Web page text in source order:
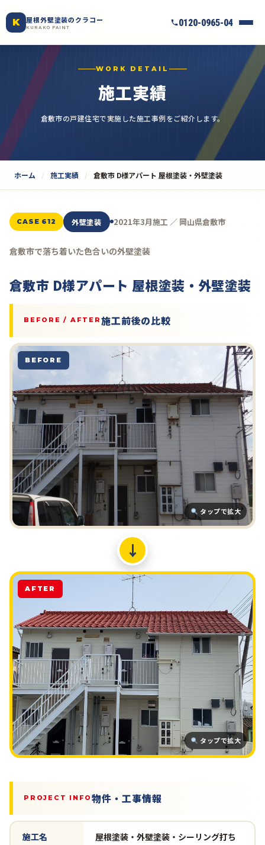
K 屋根外壁塗装のクラコー
KURAKO PAINT 0120-0965-04
WORK DETAIL
施工実績
倉敷市の戸建住宅で実施した施工事例をご紹介します。
ホーム 施工実績 倉敷市 D様アパート 屋根塗装・外壁塗装
CASE 612 外壁塗装 2021年3月施工 ／ 岡山県倉敷市
倉敷市で落ち着いた色合いの外壁塗装
倉敷市 D様アパート 屋根塗装・外壁塗装
BEFORE / AFTER 施工前後の比較
タップで拡大
BEFORE
↓
タップで拡大
AFTER
PROJECT INFO物件・工事情報
施工名
屋根塗装・外壁塗装・シーリング打ち